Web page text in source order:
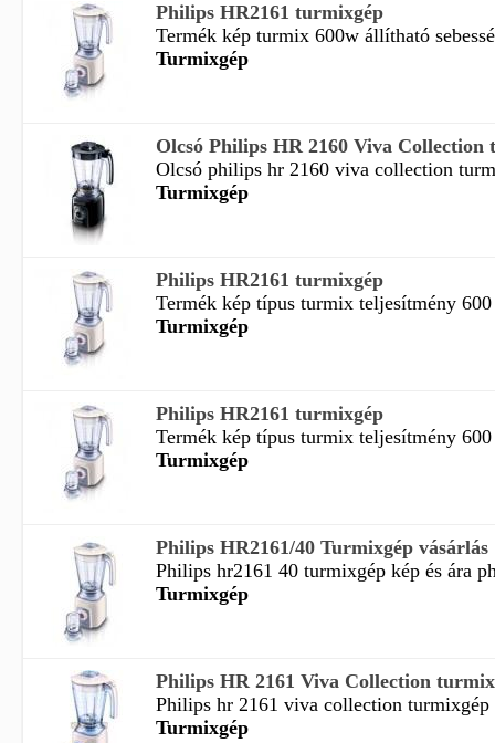
Philips HR2161 turmixgép
Termék kép turmix 600w állítható
Turmixgép
Olcsó Philips HR 2160 Viva Collection
Olcsó philips hr 2160 viva collection
Turmixgép
Philips HR2161 turmixgép
Termék kép típus turmix teljesítmény
Turmixgép
Philips HR2161 turmixgép
Termék kép típus turmix teljesítmény
Turmixgép
Philips HR2161/40 Turmixgép vásárlás
Philips hr2161 40 turmixgép kép és ára
Turmixgép
Philips HR 2161 Viva Collection
Philips hr 2161 viva collection turmixgép
Turmixgép